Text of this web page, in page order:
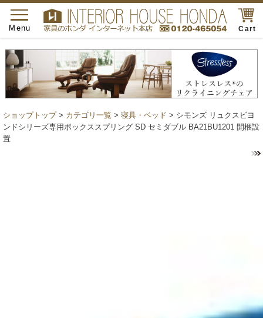
Cart
toggle
navigation
Menu
ショップトップ> カテゴリ一覧 > 寝具・ベッド > シモンズ リュクスビヨ
ンドシリーズ専用ボックススプリング SD セミダブル BA21BU1201 開梱設
置